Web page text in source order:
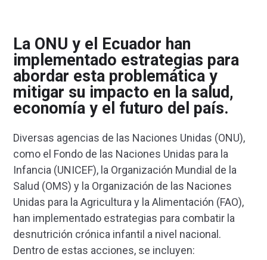
La ONU y el Ecuador han
implementado estrategias para
abordar esta problemática y
mitigar su impacto en la salud,
economía y el futuro del país.
Diversas agencias de las Naciones Unidas (ONU),
como el Fondo de las Naciones Unidas para la
Infancia (UNICEF), la Organización Mundial de la
Salud (OMS) y la Organización de las Naciones
Unidas para la Agricultura y la Alimentación (FAO),
han implementado estrategias para combatir la
desnutrición crónica infantil a nivel nacional.
Dentro de estas acciones, se incluyen: